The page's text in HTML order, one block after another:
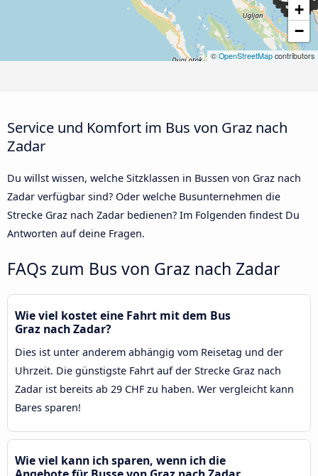
+
−
© OpenStreetMap contributors
Service und Komfort im Bus von Graz nach
Zadar
Du willst wissen, welche Sitzklassen in Bussen von Graz nach
Zadar verfügbar sind? Oder welche Busunternehmen die
Strecke Graz nach Zadar bedienen? Im Folgenden findest Du
Antworten auf deine Fragen.
FAQs zum Bus von Graz nach Zadar
Wie viel kostet eine Fahrt mit dem Bus
Graz nach Zadar?
Dies ist unter anderem abhängig vom Reisetag und der
Uhrzeit. Die günstigste Fahrt auf der Strecke Graz nach
Zadar ist bereits ab 29 CHF zu haben. Wer vergleicht kann
Bares sparen!
Wie viel kann ich sparen, wenn ich die